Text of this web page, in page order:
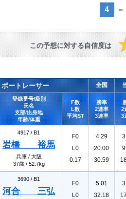
4 =
この予想に対する自信度は
ボートレーサー 全国
登録番号/級別
氏名
支部/出身地
年齢/体重
F数
L数
平均ST
勝率
2連率
3連率
2
3
4917 / B1
岩橋 裕馬
兵庫 / 大阪
37歳 / 52.7kg
F0
L0
0.17
4.29
20.00
30.59
3690 / B1
河合 三弘
F0
L0
5.01
32.18